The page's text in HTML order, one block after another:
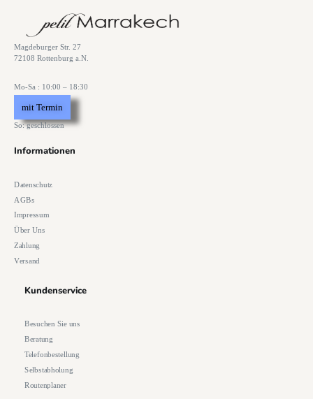
Magdeburger Str. 27
72108 Rottenburg a.N.
Mo-Sa : 10:00 – 18:30
mit Termin
So: geschlossen
Informationen
Datenschutz
AGBs
Impressum
Über Uns
Zahlung
Versand
Kundenservice
Besuchen Sie uns
Beratung
Telefonbestellung
Selbstabholung
Routenplaner